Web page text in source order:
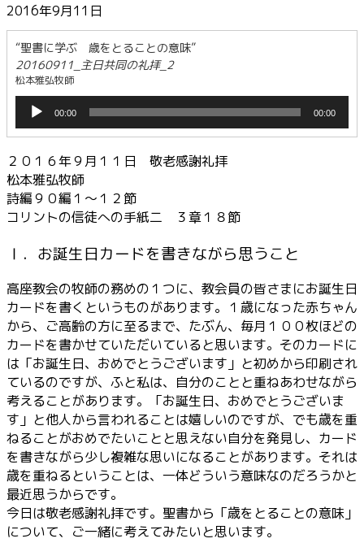
2016年9月11日
“聖書に学ぶ 歳をとることの意味”
20160911_主日共同の礼拝_2
松本雅弘牧師
プ
レ
ー
ヤ
ー
00:00 00:00
２０１６年９月１１日 敬老感謝礼拝
松本雅弘牧師
詩編９０編１～１２節
コリントの信徒への手紙二 ３章１８節
Ⅰ．お誕生日カードを書きながら思うこと
高座教会の牧師の務めの１つに、教会員の皆さまにお誕生日
カードを書くというものがあります。１歳になった赤ちゃん
から、ご高齢の方に至るまで、たぶん、毎月１００枚ほどの
カードを書かせていただいていると思います。そのカードに
は「お誕生日、おめでとうございます」と初めから印刷され
ているのですが、ふと私は、自分のことと重ねあわせながら
考えることがあります。「お誕生日、おめでとうございま
す」と他人から言われることは嬉しいのですが、でも歳を重
ねることがおめでたいことと思えない自分を発見し、カード
を書きながら少し複雑な思いになることがあります。それは
歳を重ねるということは、一体どういう意味なのだろうかと
最近思うからです。
今日は敬老感謝礼拝です。聖書から「歳をとることの意味」
について、ご一緒に考えてみたいと思います。